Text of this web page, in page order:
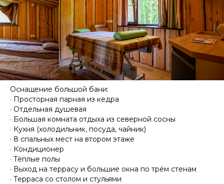
Оснащение большой бани:
· Просторная парная из кедра
· Отдельная душевая
· Большая комната отдыха из северной сосны
· Кухня (холодильник, посуда, чайник)
· 8 спальных мест на втором этаже
· Кондиционер
· Тёплые полы
· Выход на террасу и большие окна по трём стенам
· Терраса со столом и стульями